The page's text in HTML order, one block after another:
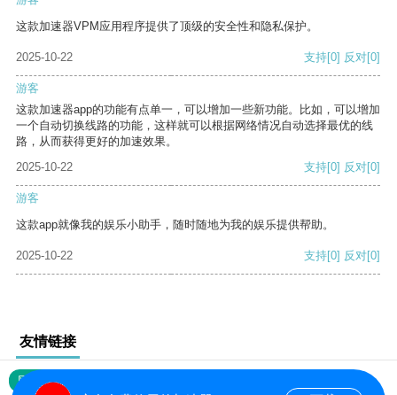
这款加速器VPM应用程序提供了顶级的安全性和隐私保护。
2025-10-22 支持[0] 反对[0]
游客
这款加速器app的功能有点单一，可以增加一些新功能。比如，可以增加
一个自动切换线路的功能，这样就可以根据网络情况自动选择最优的线
路，从而获得更好的加速效果。
2025-10-22
支持[0] 反对[0]
游客
这款app就像我的娱乐小助手，随时随地为我的娱乐提供帮助。
2025-10-22 支持[0] 反对[0]
友情链接
网站地图